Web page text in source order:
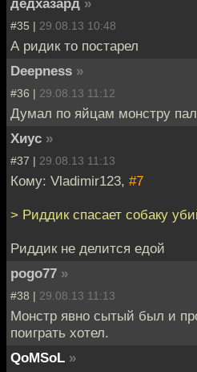
#35 | 29.08.13 10:48
А ридик то постарел
Deepness »
#36 | 29.08.13 11:12
Думал по яйцам монстру
Хиус »
#37 | 29.08.13 11:13
Кому: Vladimir123, #7
> Риддик спасает собаку
Риддик не делится едой
pogo77 »
#38 | 29.08.13 11:13
Монстр явно сытый был и
поиграть хотел.
QoMSoL »